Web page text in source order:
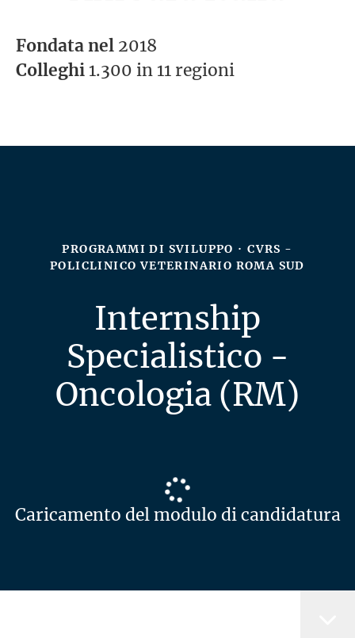
Fondata nel 2018
Colleghi 1.300 in 11 regioni
PROGRAMMI DI SVILUPPO · CVRS -
POLICLINICO VETERINARIO ROMA SUD
Internship
Specialistico -
Oncologia (RM)
Caricamento del modulo di candidatura